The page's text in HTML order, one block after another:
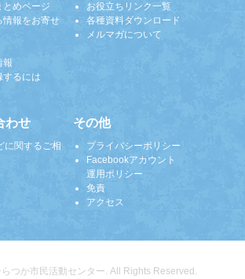
とめページ
情報をお寄せ
報
するには
お役立ちリンク一覧
各種資料ダウンロード
メルマガについて
わせ
に関するご相
その他
プライバシーポリシー
Facebookアカウント
運用ポリシー
免責
アクセス
つか市民活動センター. All Rights Reserved.